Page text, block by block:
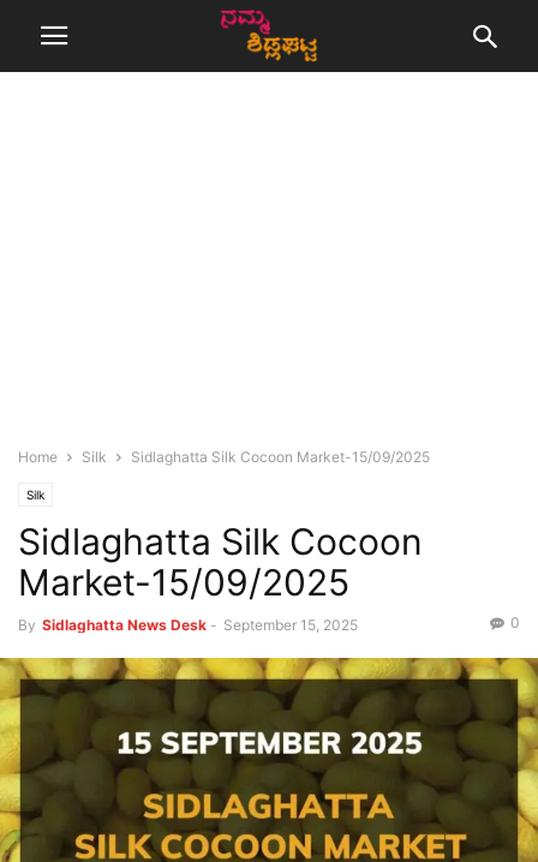
Home Silk Sidlaghatta Silk Cocoon Market-15/09/2025
Silk
Sidlaghatta Silk Cocoon
Market-15/09/2025
By Sidlaghatta News Desk - September 15, 2025 0